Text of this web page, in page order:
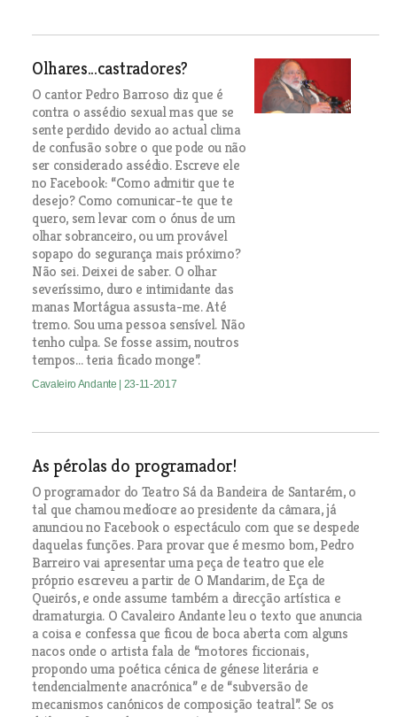
Olhares...castradores?
O cantor Pedro Barroso diz que é
contra o assédio sexual mas que se
sente perdido devido ao actual clima
de confusão sobre o que pode ou não
ser considerado assédio. Escreve ele
no Facebook: “Como admitir que te
desejo? Como comunicar-te que te
quero, sem levar com o ónus de um
olhar sobranceiro, ou um provável
sopapo do segurança mais próximo?
Não sei. Deixei de saber. O olhar
severíssimo, duro e intimidante das
manas Mortágua assusta-me. Até
tremo. Sou uma pessoa sensível. Não
tenho culpa. Se fosse assim, noutros
tempos… teria ficado monge”.
Cavaleiro Andante | 23-11-2017
As pérolas do programador!
O programador do Teatro Sá da Bandeira de Santarém, o
tal que chamou medíocre ao presidente da câmara, já
anunciou no Facebook o espectáculo com que se despede
daquelas funções. Para provar que é mesmo bom, Pedro
Barreiro vai apresentar uma peça de teatro que ele
próprio escreveu a partir de O Mandarim, de Eça de
Queirós, e onde assume também a direcção artística e
dramaturgia. O Cavaleiro Andante leu o texto que anuncia
a coisa e confessa que ficou de boca aberta com alguns
nacos onde o artista fala de “motores ficcionais,
propondo uma poética cénica de génese literária e
tendencialmente anacrónica” e de “subversão de
mecanismos canónicos de composição teatral”. Se os